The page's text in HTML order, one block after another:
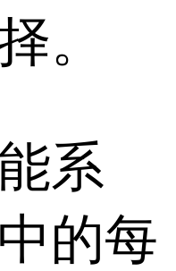
。
系
的每